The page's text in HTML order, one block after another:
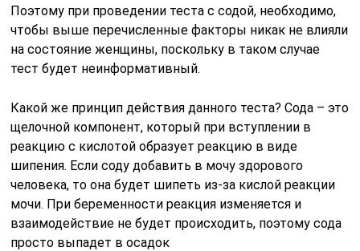
Поэтому при проведении теста с содой, необходимо,
чтобы выше перечисленные факторы никак не влияли
на состояние женщины, поскольку в таком случае
тест будет неинформативный.
Какой же принцип действия данного теста? Сода – это
щелочной компонент, который при вступлении в
реакцию с кислотой образует реакцию в виде
шипения. Если соду добавить в мочу здорового
человека, то она будет шипеть из-за кислой реакции
мочи. При беременности реакция изменяется и
взаимодействие не будет происходить, поэтому сода
просто выпадет в осадок